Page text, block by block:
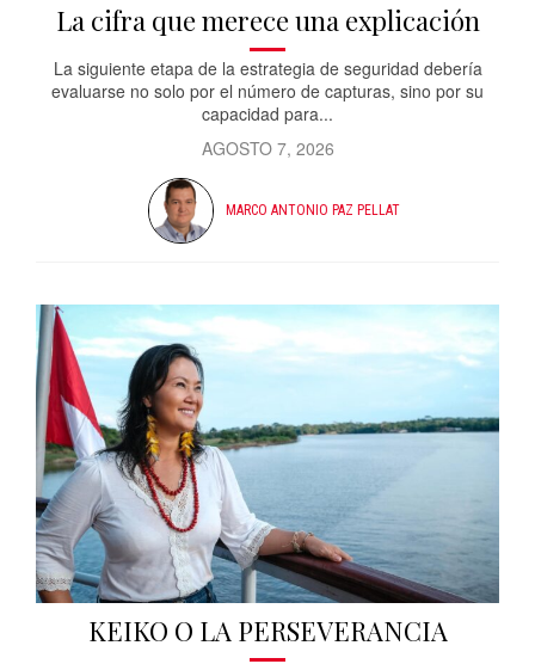
La cifra que merece una explicación
La siguiente etapa de la estrategia de seguridad debería
evaluarse no solo por el número de capturas, sino por su
capacidad para...
AGOSTO 7, 2026
MARCO ANTONIO PAZ PELLAT
KEIKO O LA PERSEVERANCIA